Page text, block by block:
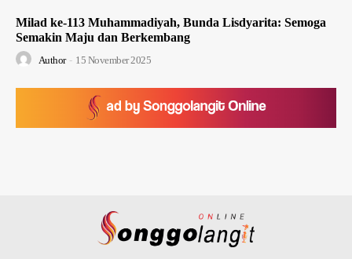
Milad ke-113 Muhammadiyah, Bunda Lisdyarita: Semoga
Semakin Maju dan Berkembang
Author - 15 November 2025